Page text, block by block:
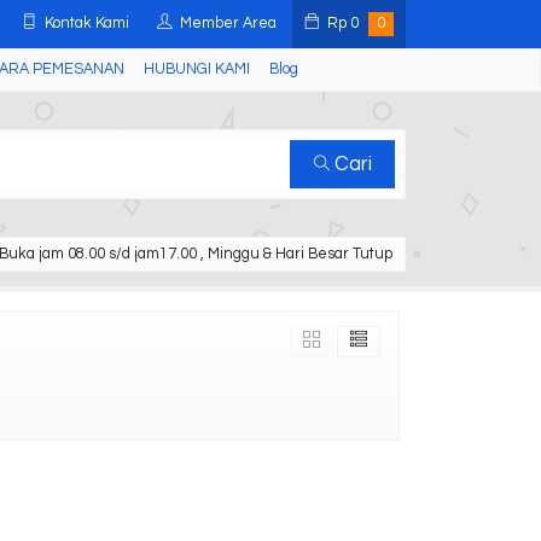
Kontak Kami Member Area Rp 0 0
PEMESANAN HUBUNGI KAMI Blog
Cari
Buka jam 08.00 s/d jam17.00 , Minggu & Hari Besar Tutup